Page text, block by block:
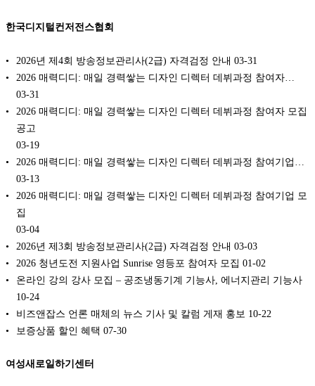
한국디지털컨저전스협회
2026년 제4회 방송정보관리사(2급) 자격검정 안내 03-31
2026 매력디디: 매일 경력쌓는 디자인 디렉터 데뷔과정 참여자…
03-31
2026 매력디디: 매일 경력쌓는 디자인 디렉터 데뷔과정 참여자 모집
공고
03-19
2026 매력디디: 매일 경력쌓는 디자인 디렉터 데뷔과정 참여기업…
03-13
2026 매력디디: 매일 경력쌓는 디자인 디렉터 데뷔과정 참여기업 모
집
03-04
2026년 제3회 방송정보관리사(2급) 자격검정 안내 03-03
2026 청년도전 지원사업 Sunrise 영등포 참여자 모집 01-02
온라인 강의 강사 모집 – 공조냉동기계 기능사, 에너지관리 기능사
10-24
비즈앤잡스 언론 매체의 뉴스 기사 및 칼럼 게재 홍보 10-22
보증상품 할인 혜택 07-30
여성새로일하기센터